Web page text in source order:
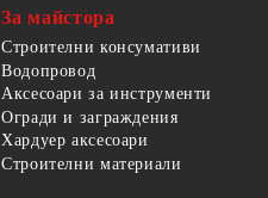
За майстора
Строителни консумативи
Водопровод
Аксесоари за инструменти
Огради и заграждения
Хардуер аксесоари
Строителни материали